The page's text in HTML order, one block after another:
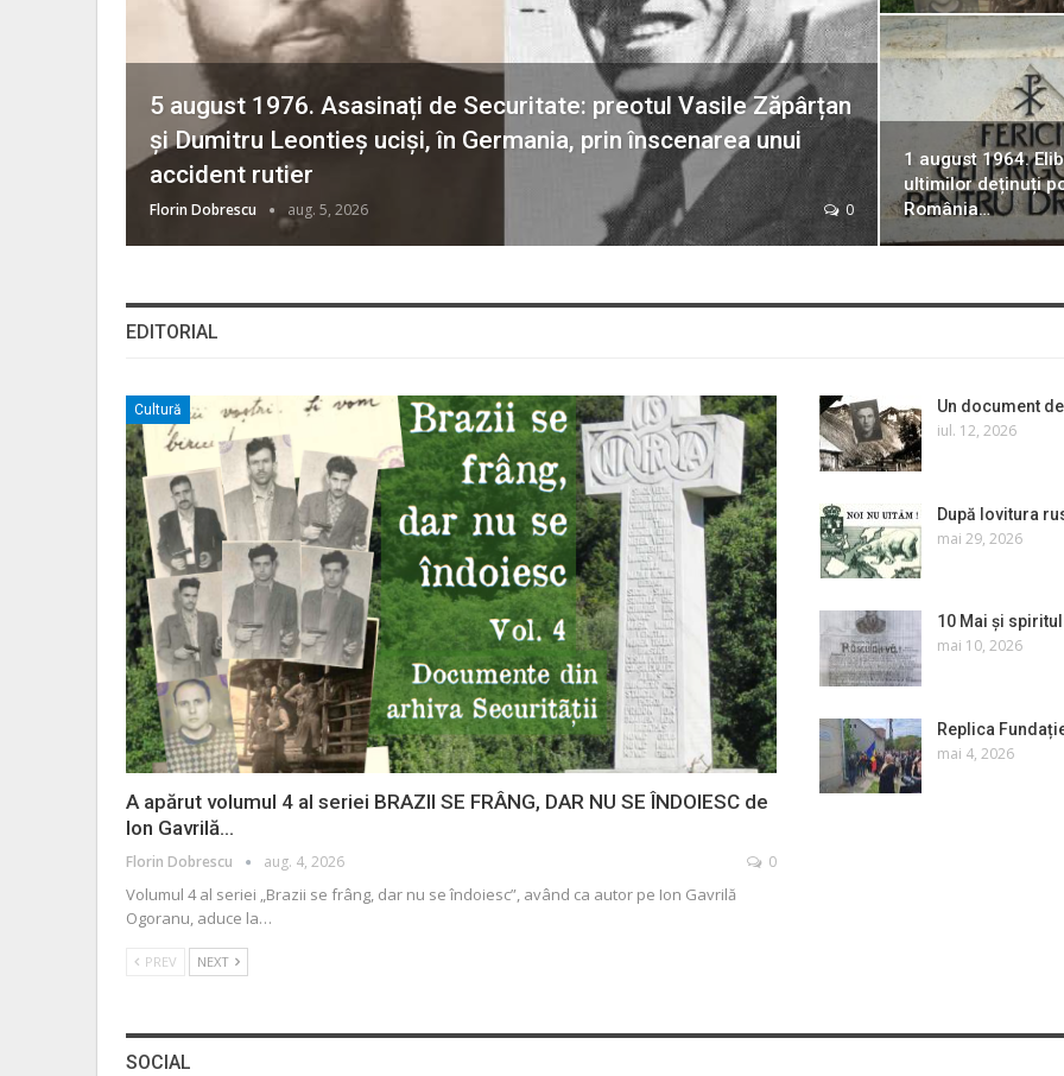
5 august 1976. Asasinați de Securitate: preotul Vasile Zăpârțan
și Dumitru Leontieș uciși, în Germania, prin înscenarea unui
accident rutier
Florin Dobrescu aug. 5, 2026 0
1 august 1964.
ultimilor deținuți
România…
EDITORIAL
Cultură
A apărut volumul 4 al seriei BRAZII SE FRÂNG, DAR NU SE ÎNDOIESC de
Ion Gavrilă…
Florin Dobrescu aug. 4, 2026 0
Volumul 4 al seriei „Brazii se frâng, dar nu se îndoiesc”, având ca autor pe Ion Gavrilă
Ogoranu, aduce la…
Un document
iul. 12, 2026
După lovitura
mai 29, 2026
10 Mai și
mai 10, 2026
Replica
mai 4, 2026
PREV NEXT
SOCIAL